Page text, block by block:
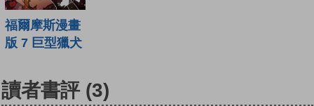
福爾摩斯漫畫
版 7 巨型獵犬
讀者書評 (3)